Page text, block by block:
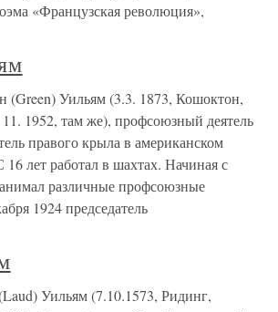
«Французская революция»,
(Green) Уильям (3.3. 1873, Кошоктон,
1952, там же), профсоюзный деятель
правого крыла в американском
лет работал в шахтах. Начиная с
различные профсоюзные
1924 председатель
Уильям (7.10.1573, Ридинг,